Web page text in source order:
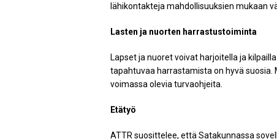
lähikontakteja mahdollisuuksien mukaan
Lasten ja nuorten harrastustoiminta
Lapset ja nuoret voivat harjoitella ja
tapahtuvaa harrastamista on hyvä
voimassa olevia turvaohjeita.
Etätyö
ATTR suosittelee, että Satakunnassa